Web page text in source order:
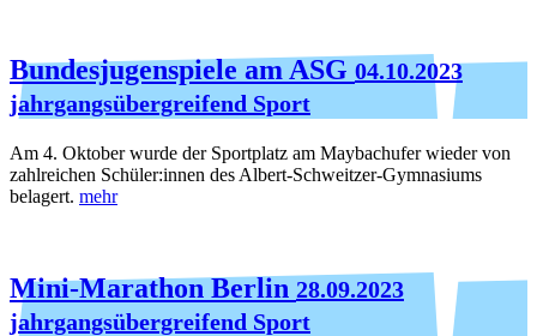
Bundesjugenspiele am ASG 04.10.2023
jahrgangsübergreifend Sport
Am 4. Oktober wurde der Sportplatz am Maybachufer wieder von
zahlreichen Schüler:innen des Albert-Schweitzer-Gymnasiums
belagert. mehr
Mini-Marathon Berlin 28.09.2023
jahrgangsübergreifend Sport